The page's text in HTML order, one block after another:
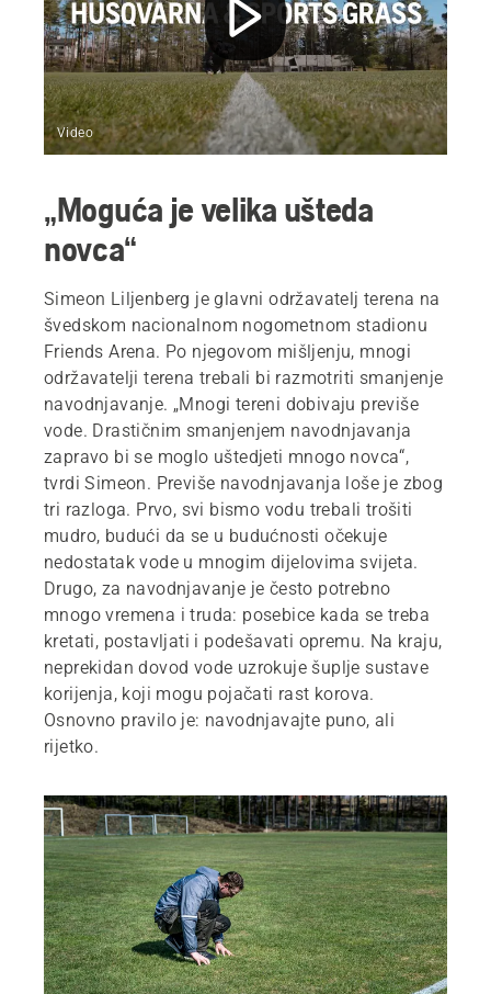
Video
„Moguća je velika ušteda
novca“
Simeon Liljenberg je glavni održavatelj terena na
švedskom nacionalnom nogometnom stadionu
Friends Arena. Po njegovom mišljenju, mnogi
održavatelji terena trebali bi razmotriti smanjenje
navodnjavanje. „Mnogi tereni dobivaju previše
vode. Drastičnim smanjenjem navodnjavanja
zapravo bi se moglo uštedjeti mnogo novca“,
tvrdi Simeon. Previše navodnjavanja loše je zbog
tri razloga. Prvo, svi bismo vodu trebali trošiti
mudro, budući da se u budućnosti očekuje
nedostatak vode u mnogim dijelovima svijeta.
Drugo, za navodnjavanje je često potrebno
mnogo vremena i truda: posebice kada se treba
kretati, postavljati i podešavati opremu. Na kraju,
neprekidan dovod vode uzrokuje šuplje sustave
korijenja, koji mogu pojačati rast korova.
Osnovno pravilo je: navodnjavajte puno, ali
rijetko.